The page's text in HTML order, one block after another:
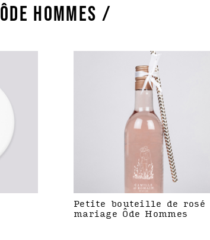
ÔDE HOMMES /
Petite bouteille de rosé
mariage Ôde Hommes